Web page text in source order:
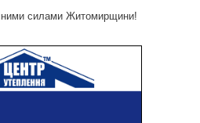
силами Житомирщини!